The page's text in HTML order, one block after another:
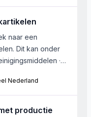
naar een
Dit kan onder
·
omzet tussen
winstgevendheid
landelijke
Nederland
productie